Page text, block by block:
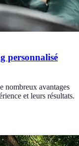
personnalisé
nombreux avantages
et leurs résultats.